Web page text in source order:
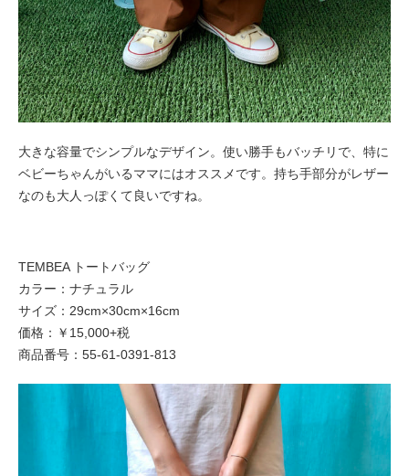
大きな容量でシンプルなデザイン。使い勝手もバッチリで、特に
ベビーちゃんがいるママにはオススメです。持ち手部分がレザー
なのも大人っぽくて良いですね。
TEMBEA トートバッグ
カラー：ナチュラル
サイズ：29cm×30cm×16cm
価格：￥15,000+税
商品番号：55-61-0391-813